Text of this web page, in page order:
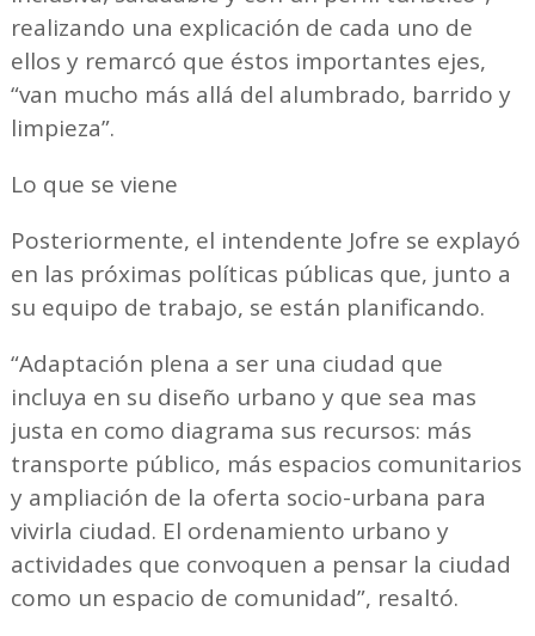
realizando una explicación de cada uno de
ellos y remarcó que éstos importantes ejes,
“van mucho más allá del alumbrado, barrido y
limpieza”.
Lo que se viene
Posteriormente, el intendente Jofre se explayó
en las próximas políticas públicas que, junto a
su equipo de trabajo, se están planificando.
“Adaptación plena a ser una ciudad que
incluya en su diseño urbano y que sea mas
justa en como diagrama sus recursos: más
transporte público, más espacios comunitarios
y ampliación de la oferta socio-urbana para
vivirla ciudad. El ordenamiento urbano y
actividades que convoquen a pensar la ciudad
como un espacio de comunidad”, resaltó.